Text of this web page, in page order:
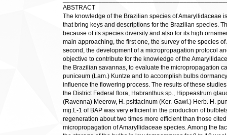
ABSTRACT
The knowledge of the Brazilian species of Amaryllidaceae
that bring keys and descriptions for the Brazilian species.
because of its species diversity and also for its high
main approaching, the first one, the survey of the species
second, the development of a micropropagation protocol
objective to contribute for the knowledge of the
the Brazilian savannas, to evaluate the micropropagation
puniceum (Lam.) Kuntze and to accomplish bulbs
influence the flowering process. The results of these
the District Federal flora, Habranthus sp., Hippeastrum
(Ravenna) Meerow, H. psittacinum (Ker.-Gawl.) Herb. H.
mg.L-1 of BAP was very efficient in the production of
regeneration about two times more efficient than those
micropropagation of Amaryllidaceae species. Among the